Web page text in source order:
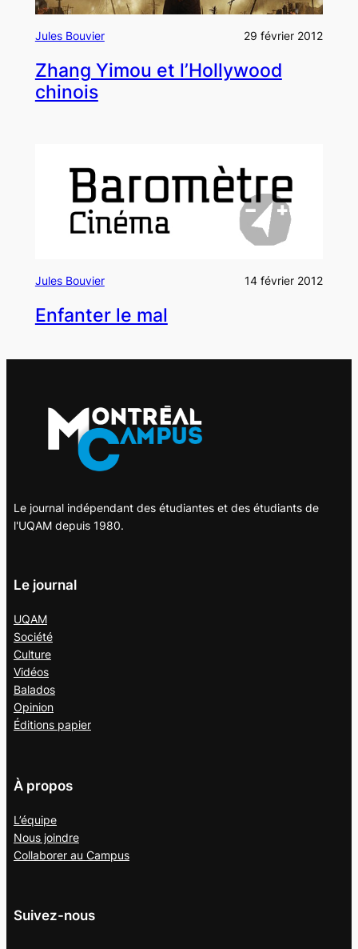
Jules Bouvier 29 février 2012
Zhang Yimou et l’Hollywood
chinois
Jules Bouvier 14 février 2012
Enfanter le mal
Le journal indépendant des étudiantes et des étudiants de
l'UQAM depuis 1980.
Le journal
UQAM
Société
Culture
Vidéos
Balados
Opinion
Éditions papier
À propos
L’équipe
Nous joindre
Collaborer au Campus
Suivez-nous